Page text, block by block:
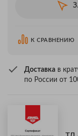
К СРАВНЕНИЮ
Доставка в
по России от